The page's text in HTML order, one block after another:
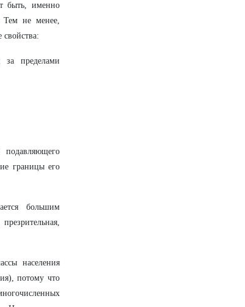
быть, именно
Тем не менее,
за пределами
подавляющего
границы его
большим
населения
потому что